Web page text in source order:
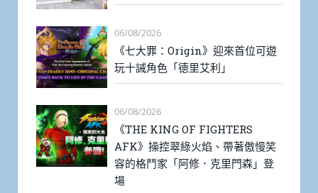
06/08/2026
《七大罪：Origin》迎來首位可遊
玩十誡角色「德里艾利」
06/08/2026
《THE KING OF FIGHTERS
AFK》操控翠綠火焰、帶著傲慢笑
容的格鬥家「阿修．克里門森」登
場